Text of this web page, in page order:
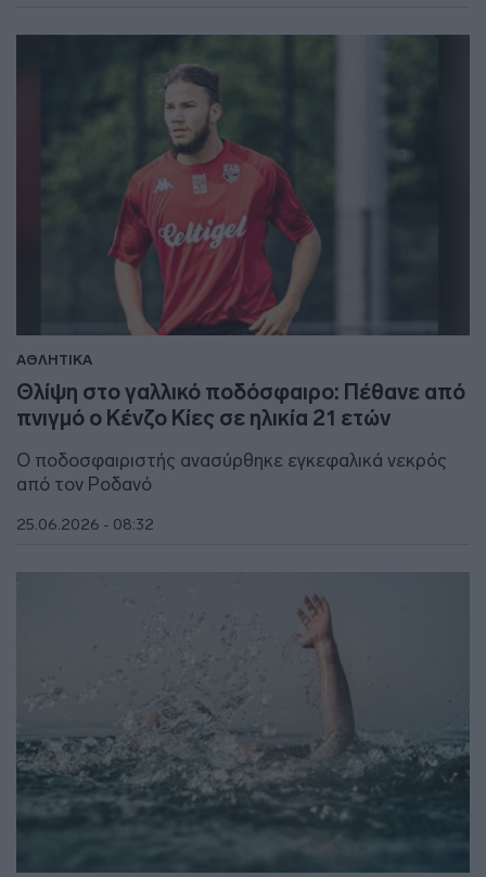
ΑΘΛΗΤΙΚΑ
Θλίψη στο γαλλικό ποδόσφαιρο: Πέθανε από
πνιγμό ο Κένζο Κίες σε ηλικία 21 ετών
Ο ποδοσφαιριστής ανασύρθηκε εγκεφαλικά νεκρός
από τον Ροδανό
25.06.2026 - 08:32